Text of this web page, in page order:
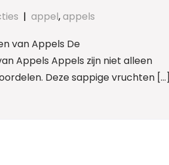
| appel,appels
van Appels De
Appels Appels zijn niet alleen
Deze sappige vruchten […]